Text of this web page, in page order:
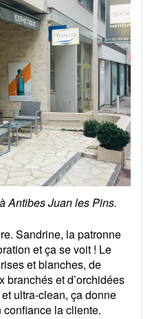
Antibes Juan les Pins.
Sandrine, la patronne
et ça se voit ! Le
et blanches, de
branchés et d’orchidées
ultra-clean, ça donne
confiance la cliente.